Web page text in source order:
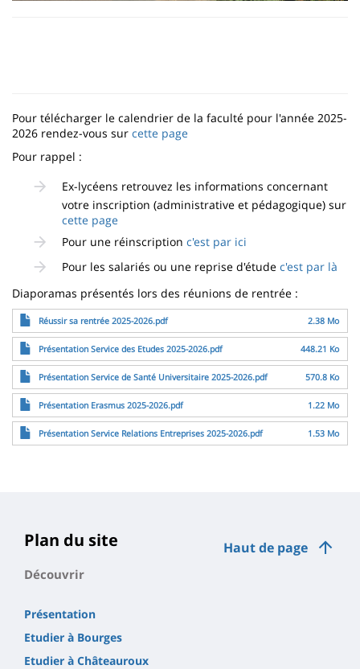
Pour télécharger le calendrier de la faculté pour l'année 2025-
2026 rendez-vous sur cette page
Pour rappel :
Ex-lycéens retrouvez les informations concernant
votre inscription (administrative et pédagogique) sur
cette page
Pour une réinscription c'est par ici
Pour les salariés ou une reprise d'étude c'est par là
Diaporamas présentés lors des réunions de rentrée :
FichierRéussir sa rentrée 2025-2026.pdf 2.38 Mo
FichierPrésentation Service des Etudes 2025-2026.pdf 448.21 Ko
FichierPrésentation Service de Santé Universitaire 2025-2026.pdf 570.8 Ko
FichierPrésentation Erasmus 2025-2026.pdf 1.22 Mo
FichierPrésentation Service Relations Entreprises 2025-2026.pdf 1.53 Mo
Haut de page
Plan du site
Découvrir
Présentation
Etudier à Bourges
Etudier à Châteauroux